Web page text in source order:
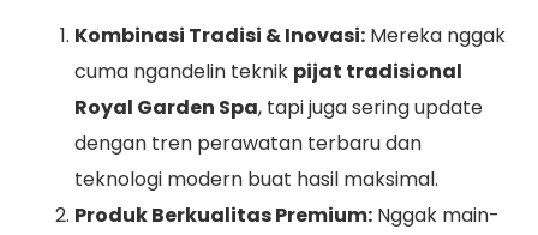
Kombinasi Tradisi & Inovasi: Mereka nggak
cuma ngandelin teknik pijat tradisional
Royal Garden Spa, tapi juga sering update
dengan tren perawatan terbaru dan
teknologi modern buat hasil maksimal.
Produk Berkualitas Premium: Nggak main-